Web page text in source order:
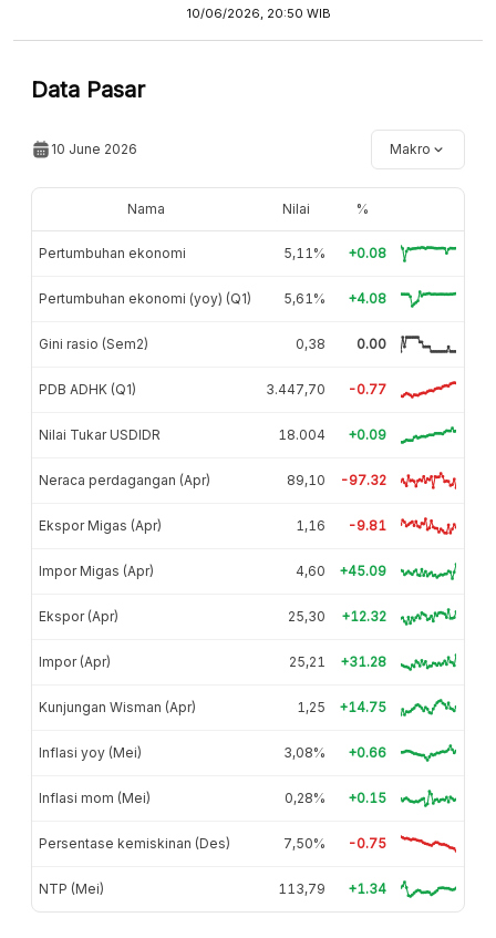
10/06/2026, 20:50 WIB
Data Pasar
10 June 2026 Makro
Nama Nilai %
Pertumbuhan ekonomi 5,11% +0.08
Pertumbuhan ekonomi (yoy) (Q1) 5,61% +4.08
Gini rasio (Sem2) 0,38 0.00
PDB ADHK (Q1) 3.447,70 -0.77
Nilai Tukar USDIDR 18.004 +0.09
Neraca perdagangan (Apr) 89,10 -97.32
Ekspor Migas (Apr) 1,16 -9.81
Impor Migas (Apr) 4,60 +45.09
Ekspor (Apr) 25,30 +12.32
Impor (Apr) 25,21 +31.28
Kunjungan Wisman (Apr) 1,25 +14.75
Inflasi yoy (Mei) 3,08% +0.66
Inflasi mom (Mei) 0,28% +0.15
Persentase kemiskinan (Des) 7,50% -0.75
NTP (Mei) 113,79 +1.34